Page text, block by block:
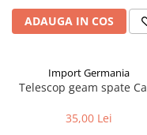
1.6.1. Acumulatori
1.6.2. Alternatoare
ADAUGA IN COS
Import Germania
Telescop geam spate
35,00 Lei